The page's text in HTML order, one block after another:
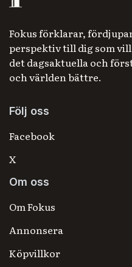
Fokus förklarar,
perspektiv till dig som
det dagsaktuella och
och världen bättre.
Följ oss
Facebook
X
Om oss
Om Fokus
Annonsera
Köpvillkor